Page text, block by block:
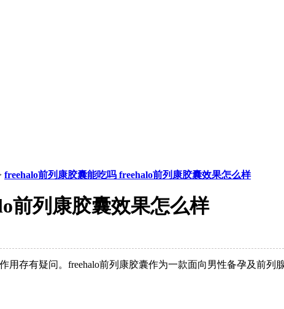
freehalo前列康胶囊能吃吗 freehalo前列康胶囊效果怎么样
前列康胶囊效果怎么样
存有疑问。freehalo前列康胶囊作为一款面向男性备孕及前